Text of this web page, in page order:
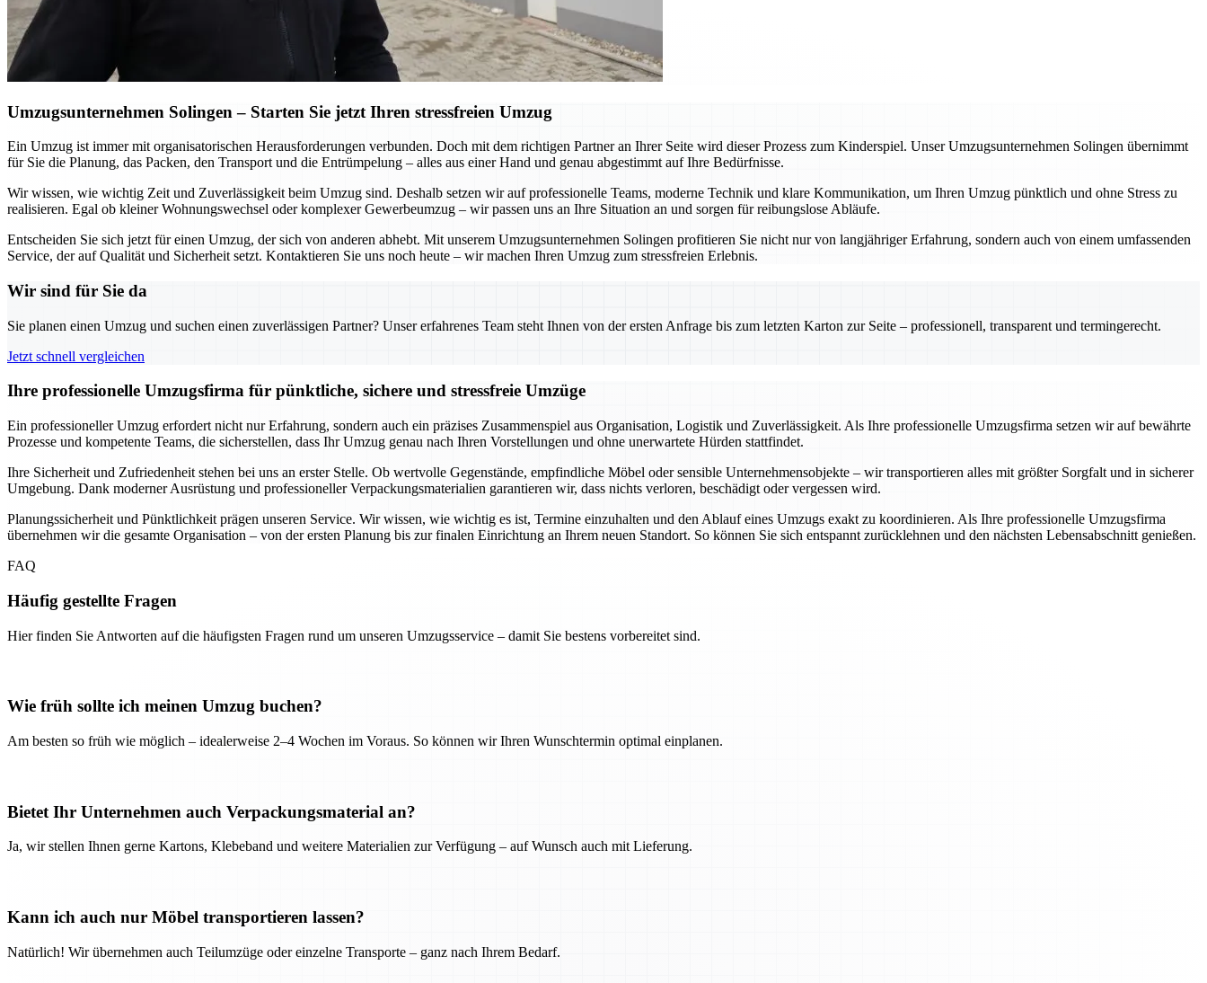
Umzugsunternehmen Solingen – Starten Sie jetzt Ihren stressfreien Umzug
Ein Umzug ist immer mit organisatorischen Herausforderungen verbunden. Doch mit dem richtigen Partner an Ihrer Seite wird dieser Prozess zum Kinderspiel. Unser Umzugsunternehmen Solingen übernimmt
für Sie die Planung, das Packen, den Transport und die Entrümpelung – alles aus einer Hand und genau abgestimmt auf Ihre Bedürfnisse.
Wir wissen, wie wichtig Zeit und Zuverlässigkeit beim Umzug sind. Deshalb setzen wir auf professionelle Teams, moderne Technik und klare Kommunikation, um Ihren Umzug pünktlich und ohne Stress zu
realisieren. Egal ob kleiner Wohnungswechsel oder komplexer Gewerbeumzug – wir passen uns an Ihre Situation an und sorgen für reibungslose Abläufe.
Entscheiden Sie sich jetzt für einen Umzug, der sich von anderen abhebt. Mit unserem Umzugsunternehmen Solingen profitieren Sie nicht nur von langjähriger Erfahrung, sondern auch von einem umfassenden
Service, der auf Qualität und Sicherheit setzt. Kontaktieren Sie uns noch heute – wir machen Ihren Umzug zum stressfreien Erlebnis.
Wir sind für Sie da
Sie planen einen Umzug und suchen einen zuverlässigen Partner? Unser erfahrenes Team steht Ihnen von der ersten Anfrage bis zum letzten Karton zur Seite – professionell, transparent und termingerecht.
Jetzt schnell vergleichen
Ihre professionelle Umzugsfirma für pünktliche, sichere und stressfreie Umzüge
Ein professioneller Umzug erfordert nicht nur Erfahrung, sondern auch ein präzises Zusammenspiel aus Organisation, Logistik und Zuverlässigkeit. Als Ihre professionelle Umzugsfirma setzen wir auf bewährte
Prozesse und kompetente Teams, die sicherstellen, dass Ihr Umzug genau nach Ihren Vorstellungen und ohne unerwartete Hürden stattfindet.
Ihre Sicherheit und Zufriedenheit stehen bei uns an erster Stelle. Ob wertvolle Gegenstände, empfindliche Möbel oder sensible Unternehmensobjekte – wir transportieren alles mit größter Sorgfalt und in sicherer
Umgebung. Dank moderner Ausrüstung und professioneller Verpackungsmaterialien garantieren wir, dass nichts verloren, beschädigt oder vergessen wird.
Planungssicherheit und Pünktlichkeit prägen unseren Service. Wir wissen, wie wichtig es ist, Termine einzuhalten und den Ablauf eines Umzugs exakt zu koordinieren. Als Ihre professionelle Umzugsfirma
übernehmen wir die gesamte Organisation – von der ersten Planung bis zur finalen Einrichtung an Ihrem neuen Standort. So können Sie sich entspannt zurücklehnen und den nächsten Lebensabschnitt genießen.
FAQ
Häufig gestellte Fragen
Hier finden Sie Antworten auf die häufigsten Fragen rund um unseren Umzugsservice – damit Sie bestens vorbereitet sind.
Wie früh sollte ich meinen Umzug buchen?
Am besten so früh wie möglich – idealerweise 2–4 Wochen im Voraus. So können wir Ihren Wunschtermin optimal einplanen.
Bietet Ihr Unternehmen auch Verpackungsmaterial an?
Ja, wir stellen Ihnen gerne Kartons, Klebeband und weitere Materialien zur Verfügung – auf Wunsch auch mit Lieferung.
Kann ich auch nur Möbel transportieren lassen?
Natürlich! Wir übernehmen auch Teilumzüge oder einzelne Transporte – ganz nach Ihrem Bedarf.